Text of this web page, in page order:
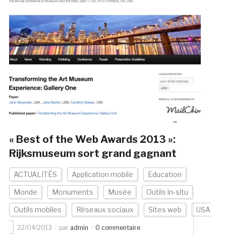
« Best of the Web Awards 2013 »:
Rijksmuseum sort grand gagnant
ACTUALITÉS Application mobile Education
Monde Monuments Musée Outils in-situ
Outils mobiles Réseaux sociaux Sites web USA
22/04/2013 par admin 0 commentaire